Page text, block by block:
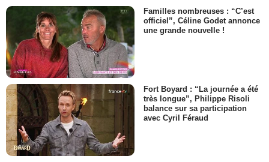
Familles nombreuses : “C’est
officiel”, Céline Godet annonce
une grande nouvelle !
Fort Boyard : “La journée a été
très longue”, Philippe Risoli
balance sur sa participation
avec Cyril Féraud